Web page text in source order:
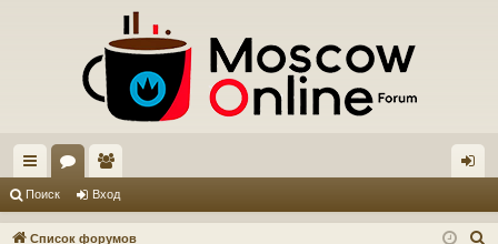
с
ы ум
ол
ьз д
Поиск Вход
Список форумов